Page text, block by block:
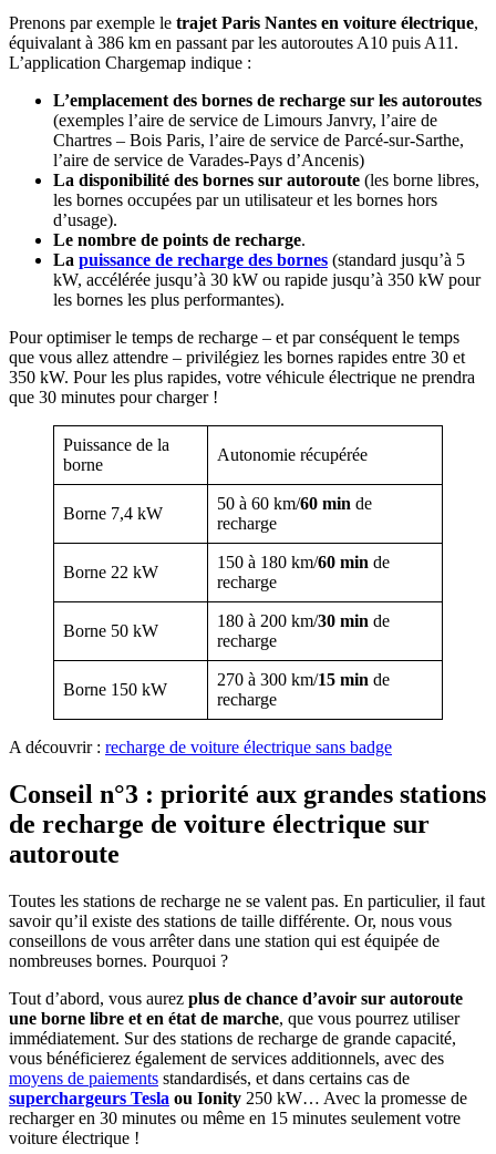
Prenons par exemple le trajet Paris Nantes en voiture électrique,
équivalant à 386 km en passant par les autoroutes A10 puis A11.
L’application Chargemap indique :
L’emplacement des bornes de recharge sur les autoroutes
(exemples l’aire de service de Limours Janvry, l’aire de
Chartres – Bois Paris, l’aire de service de Parcé-sur-Sarthe,
l’aire de service de Varades-Pays d’Ancenis)
La disponibilité des bornes sur autoroute (les borne libres,
les bornes occupées par un utilisateur et les bornes hors
d’usage).
Le nombre de points de recharge.
La puissance de recharge des bornes (standard jusqu’à 5
kW, accélérée jusqu’à 30 kW ou rapide jusqu’à 350 kW pour
les bornes les plus performantes).
Pour optimiser le temps de recharge – et par conséquent le temps
que vous allez attendre – privilégiez les bornes rapides entre 30 et
350 kW. Pour les plus rapides, votre véhicule électrique ne prendra
que 30 minutes pour charger !
Puissance de la
borne
Autonomie récupérée
Borne 7,4 kW
50 à 60 km/60 min de
recharge
Borne 22 kW
150 à 180 km/60 min de
recharge
Borne 50 kW
180 à 200 km/30 min de
recharge
Borne 150 kW
270 à 300 km/15 min de
recharge
A découvrir : recharge de voiture électrique sans badge
Conseil n°3 : priorité aux grandes stations
de recharge de voiture électrique sur
autoroute
Toutes les stations de recharge ne se valent pas. En particulier, il faut
savoir qu’il existe des stations de taille différente. Or, nous vous
conseillons de vous arrêter dans une station qui est équipée de
nombreuses bornes. Pourquoi ?
Tout d’abord, vous aurez plus de chance d’avoir sur autoroute
une borne libre et en état de marche, que vous pourrez utiliser
immédiatement. Sur des stations de recharge de grande capacité,
vous bénéficierez également de services additionnels, avec des
moyens de paiements standardisés, et dans certains cas de
superchargeurs Tesla ou Ionity 250 kW… Avec la promesse de
recharger en 30 minutes ou même en 15 minutes seulement votre
voiture électrique !